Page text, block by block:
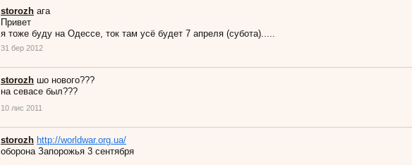
storozh ага
Привет
я тоже буду на Одессе, ток там усё будет 7 апреля (субота).....
31 бер 2012
storozh шо нового???
на севасе был???
10 лис 2011
storozh http://worldwar.org.ua/
оборона Запорожья 3 сентября